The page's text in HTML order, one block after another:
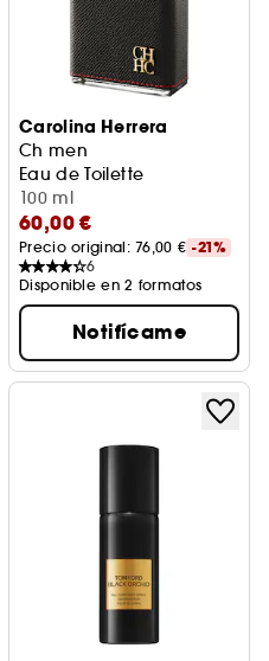
Carolina Herrera
Ch men
Eau de Toilette
100 ml
60,00 €
Precio original: 76,00 € -21%
6
Disponible en 2 formatos
Notifícame